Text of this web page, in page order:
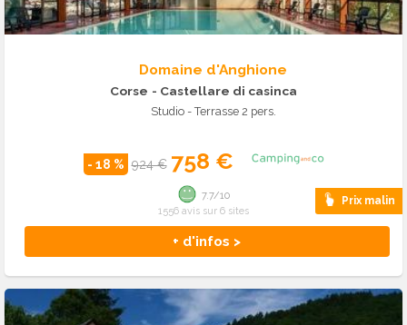
Domaine d'Anghione
Corse - Castellare di casinca
Studio - Terrasse 2 pers.
- 18 % 924 € 758 €
Prix malin
+ d'infos >
7.7/10
1556 avis sur 6 sites